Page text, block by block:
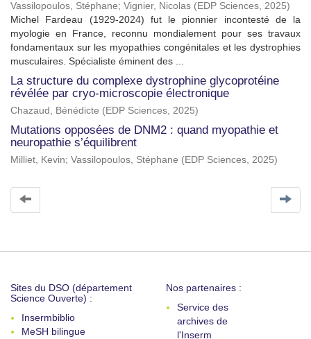
Vassilopoulos, Stéphane; Vignier, Nicolas (EDP Sciences, 2025)
Michel Fardeau (1929-2024) fut le pionnier incontesté de la
myologie en France, reconnu mondialement pour ses travaux
fondamentaux sur les myopathies congénitales et les dystrophies
musculaires. Spécialiste éminent des ...
La structure du complexe dystrophine glycoprotéine
révélée par cryo-microscopie électronique
Chazaud, Bénédicte (EDP Sciences, 2025)
Mutations opposées de DNM2 : quand myopathie et
neuropathie s’équilibrent
Milliet, Kevin; Vassilopoulos, Stéphane (EDP Sciences, 2025)
Sites du DSO (département
Science Ouverte) :
Insermbiblio
MeSH bilingue
Nos partenaires :
Service des
archives de
l'Inserm